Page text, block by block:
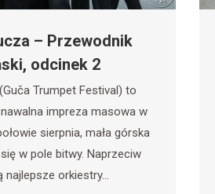
– Przewodnik
odcinek 2
Trumpet Festival) to
impreza masowa w
sierpnia, mała górska
w pole bitwy. Naprzeciw
najlepsze orkiestry…